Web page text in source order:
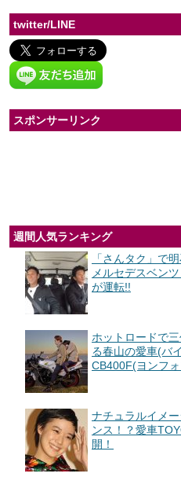
twitter/LINE
スポンサーリンク
週間人気ランキング
「さんタク」で
メルセデスベン
が運転!!
ホットロードで
る春山の愛車(バ
CB400F(ヨンフ
ナチュラルイメ
ンス！？愛車
開！